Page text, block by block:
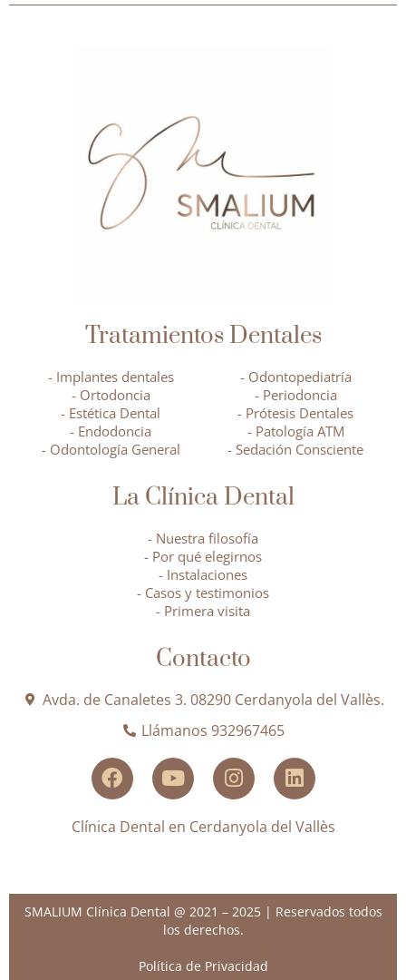
Tratamientos Dentales
- Implantes dentales
- Ortodoncia
- Estética Dental
- Endodoncia
- Odontología General
- Odontopediatría
- Periodoncia
- Prótesis Dentales
- Patología ATM
- Sedación Consciente
La Clínica Dental
- Nuestra filosofía
- Por qué elegirnos
- Instalaciones
- Casos y testimonios
- Primera visita
Contacto
Avda. de Canaletes 3. 08290 Cerdanyola del Vallès.
Llámanos 932967465
Clínica Dental en Cerdanyola del Vallès
SMALIUM Clínica Dental @ 2021 – 2025 | Reservados todos
los derechos.
Política de Privacidad